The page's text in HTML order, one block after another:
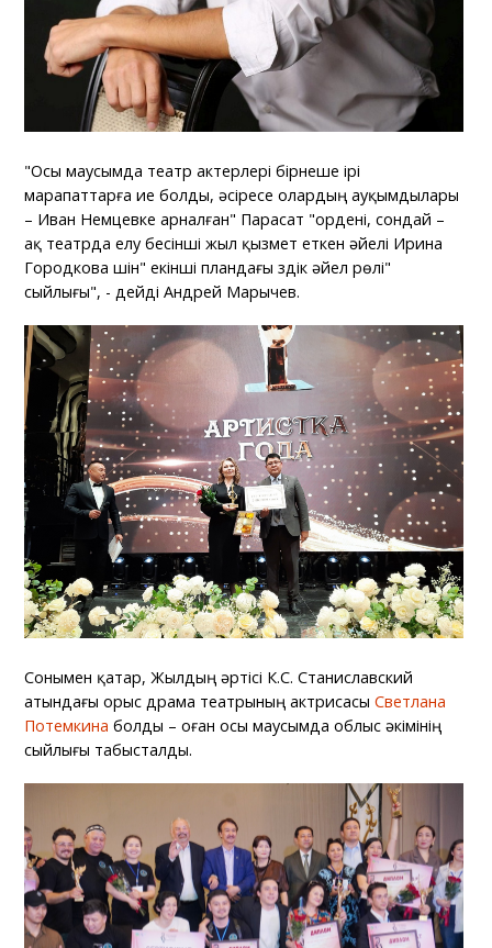
"Осы маусымда театр актерлері бірнеше ірі
марапаттарға ие болды, әсіресе олардың ауқымдылары
– Иван Немцевке арналған" Парасат "ордені, сондай –
ақ театрда елу бесінші жыл қызмет еткен әйелі Ирина
Городкова үшін" екінші пландағы үздік әйел рөлі"
сыйлығы", - дейді Андрей Марычев.
Сонымен қатар, Жылдың әртісі К.С. Станиславский
атындағы орыс драма театрының актрисасыСветлана
Потемкина болды – оған осы маусымда облыс әкімінің
сыйлығы табысталды.